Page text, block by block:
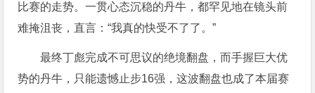
比赛的走势。一贯心态沉稳的丹牛，都罕见地在镜头前
难掩沮丧，直言：“我真的快受不了了。”
最终丁彪完成不可思议的绝境翻盘，而手握巨大优
势的丹牛，只能遗憾止步16强，这波翻盘也成了本届赛